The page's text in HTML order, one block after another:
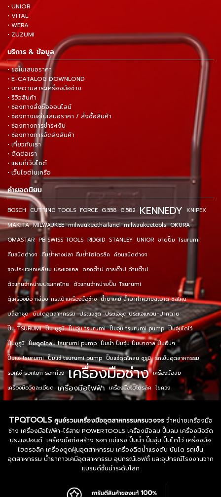
• UNIOR
• VITAL
• WERA
• ZUZUMI
บริการ & ข้อมูล
• ขอใบเสนอราคา
• E-CATALOG DOWNLOND
• บทความสาระเครื่องมือช่าง
• รีวิวสินค้า
• ช่องทางสั่งซื้อออนไลน์
• ช่องทางขอใบเสนอราคา / สั่งซื้อสินค้า
• ช่องทางการชำระเงิน
• ช่องทางการจัดส่งสินค้า
• เกี่ยวกับเรา
• ติดต่อเรา
• แผนที่เว็บไซต์
• เว็บไซต์ในเครือ
คำยอดนิยม
BOSCH CUTTING TOOLS FORCE G.558 G.582 KENNEDY KNIPEX
MAKITA MILWAUKEE milwaukeethailand milwaukeetools OKURA
OMASTAR PB SWISS TOOLS RIDGID STANLEY UNIOR ขายปั๊ม Tsurumi
คีมชนิดต่างๆ คีมย้ำหางปลา คีมย้ำไฮโดรลิค ค้อนชนิดต่างๆ
ชุดประแจหกเหลี่ยม ประแจแอล ดอกต๊าป ดายต๊าป ด้ามต๊าป
ตัวแทนจำหน่ายประเทศไทย ตัวแทนจำหน่ายปั๊ม Tsurumi
ตู้เครื่องมือ กล่อง-กระเป๋าเครื่องมือช่าง น้ำยาเคมี น้ำยาทำความสะอาด ซิลิโคน
บล็อกชุด บันไดอุตสาหกรรม ประแจชุด ประแจชุด ประแจแหวน-ปากตาย
ปั๊ม TSURUMI ปั๊ม ซูรูมิ ปั๊มจุ่ม tsurumi ปั๊มจุ่ม tsurumi pump ปั๊มจุ่มไดโว่
ปั๊มซูรูมิ ปั๊มดูดโคลน tsurumi pump ปั๊มน้ำ ปั๊มจุ่ม ปั๊มบาดาล ปั๊มอื่นๆ
ปั๊มแช่ tsurumi ปั๊มแช่ tsurumi pump ปั๊มแช่ดูดโคลน ซูรูมิ รถเข็นอุตสาหกรรม
รอกโซ่ รอกโยก รอกถ่วง เครื่องมือช่าง เครื่องมือลม
เครื่องมือวัดละเอียด เครื่องมือไฟฟ้า เครื่องมือไฮโดรลิค ไขควง
TPQTOOLS ศูนย์รวมเครื่องมืออุตสาหกรรมครบวงจรจำหน่ายเครื่องมือ
ช่าง เครื่องมือไฟฟ้า-ไร้สาย POWERTOOLS เครื่องมือลม ปั๊มลม เครื่องมือวัด
ประแจปอนด์ เครื่องมือก่อสร้าง รอก แม่แรง ปั๊มน้ำ ปั๊มจุ่ม ปั๊มไดโว่ เครื่องมือ
ไฮดรอลิค เครื่องดูดฝุ่นอุตสาหกรรม เครื่องฉีดน้ำแรงดัน บันได รถเข็น
อุตสาหกรรม น้ำยากาวเคมีอุตสาหกรรม อุปกรณ์เซฟตี้ และอุปกรณ์โรงงานจาก
แบรนด์ชั้นนำระดับโลก